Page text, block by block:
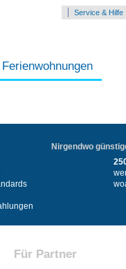
Ferienwohnungen
Service & Hilfe
Nirgendwo
Für Partner